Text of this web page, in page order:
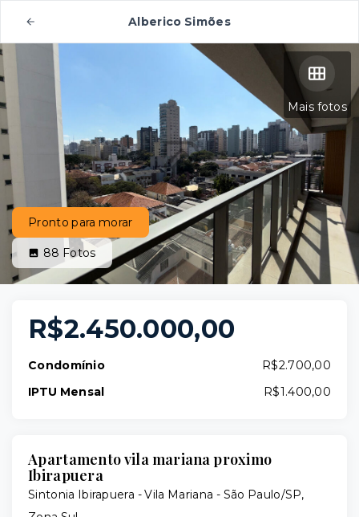
Alberico Simões
Mais fotos
Pronto para morar
88 Fotos
R$2.450.000,00
Condomínio
R$2.700,00
IPTU Mensal
R$1.400,00
Apartamento vila mariana proximo
Ibirapuera
Sintonia Ibirapuera -Vila Mariana - São Paulo/SP,